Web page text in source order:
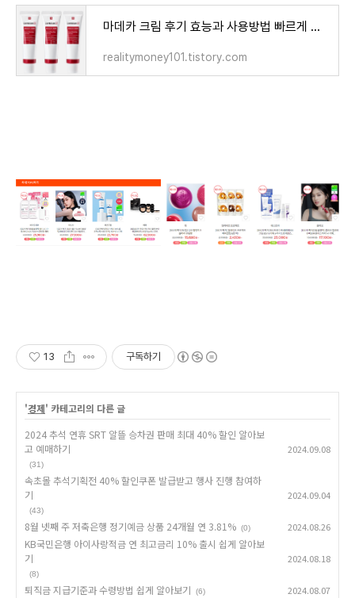
마데카 크림 후기 효능과 사용방법 빠르게 총정리
realitymoney101.tistory.com
13 구독하기
'경제' 카테고리의 다른 글
2024 추석 연휴 SRT 알뜰 승차권 판매 최대 40% 할인 알아보
고 예매하기
(31)
2024.09.08
속초몰 추석기획전 40% 할인쿠폰 발급받고 행사 진행 참여하
기
(43)
2024.09.04
8월 넷째 주 저축은행 정기예금 상품 24개월 연 3.81% (0) 2024.08.26
KB국민은행 아이사랑적금 연 최고금리 10% 출시 쉽게 알아보
기
(8)
2024.08.18
퇴직금 지급기준과 수령방법 쉽게 알아보기 (6) 2024.08.07